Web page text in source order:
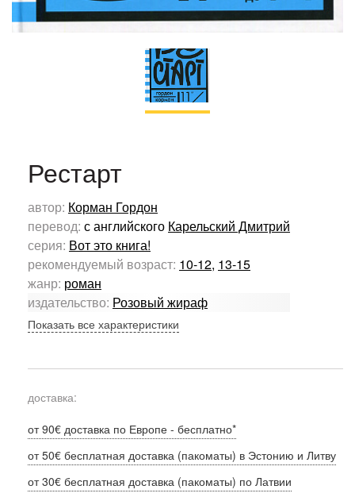
Рестарт
автор: Корман Гордон
перевод: с английского Карельский Дмитрий
серия: Вот это книга!
рекомендуемый возраст: 10-12, 13-15
жанр: роман
издательство: Розовый жираф
Показать все характеристики
доставка:
от 90€ доставка по Европе - бесплатно*
от 50€ бесплатная доставка (пакоматы) в Эстонию и Литву
от 30€ бесплатная доставка (пакоматы) по Латвии